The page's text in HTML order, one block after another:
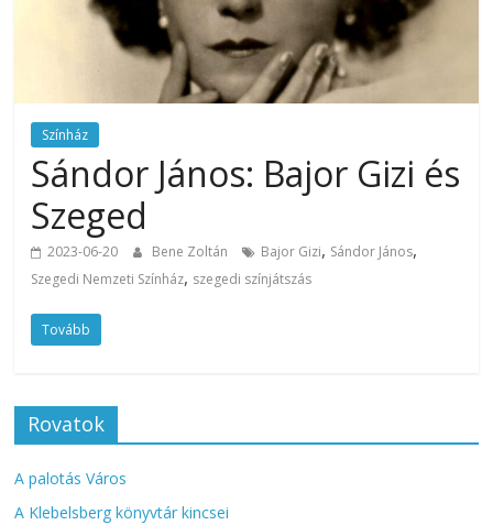
Színház
Sándor János: Bajor Gizi és
Szeged
2023-06-20 Bene Zoltán Bajor Gizi, Sándor János,
Szegedi Nemzeti Színház, szegedi színjátszás
Tovább
Rovatok
A palotás Város
A Klebelsberg könyvtár kincsei